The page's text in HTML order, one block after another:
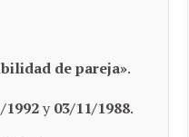
de pareja».
1992y 03/11/1988.